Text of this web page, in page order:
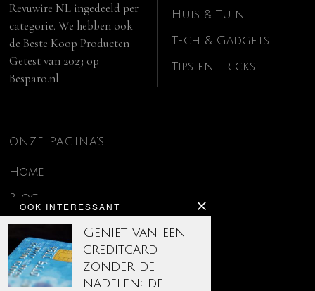
OOK INTERESSANT
Geniet van een
creditcard
zonder de
nadelen: de
Revuwire NL ingedeeld per
categorie. We hebben ook
deBeste Koop Producten
Getest van 2023 op
Besparo.nl
Huis & Tuin
Tech & Gadgets
Tips en tricks
ONZE PAGINA’S
Home
Blog
Contact
Disclaimer
Over ons